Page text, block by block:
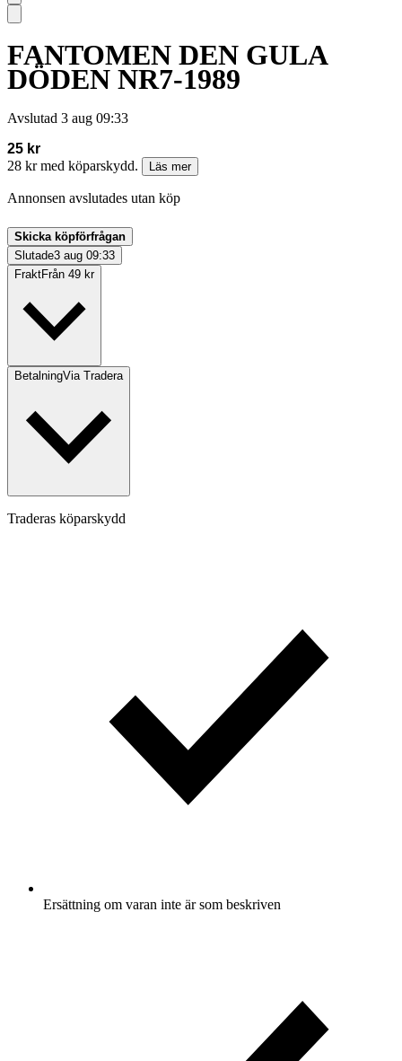
FANTOMEN DEN GULA
DÖDEN NR7-1989
Avslutad 3 aug 09:33
25 kr
28 kr med köparskydd.
Läs mer
Annonsen avslutades utan köp
Skicka köpförfrågan
Slutade3 aug 09:33
FraktFrån 49 kr
BetalningVia Tradera
Traderas köparskydd
Ersättning om varan inte är som beskriven